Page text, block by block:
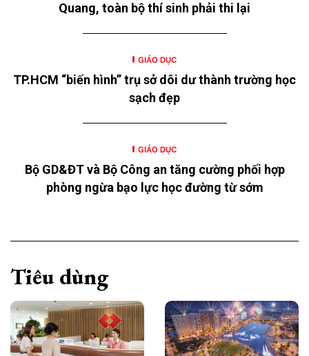
Quang, toàn bộ thí sinh phải thi lại
GIÁO DỤC
TP.HCM “biến hình” trụ sở dôi dư thành trường học
sạch đẹp
GIÁO DỤC
Bộ GD&ĐT và Bộ Công an tăng cường phối hợp
phòng ngừa bạo lực học đường từ sớm
Tiêu dùng